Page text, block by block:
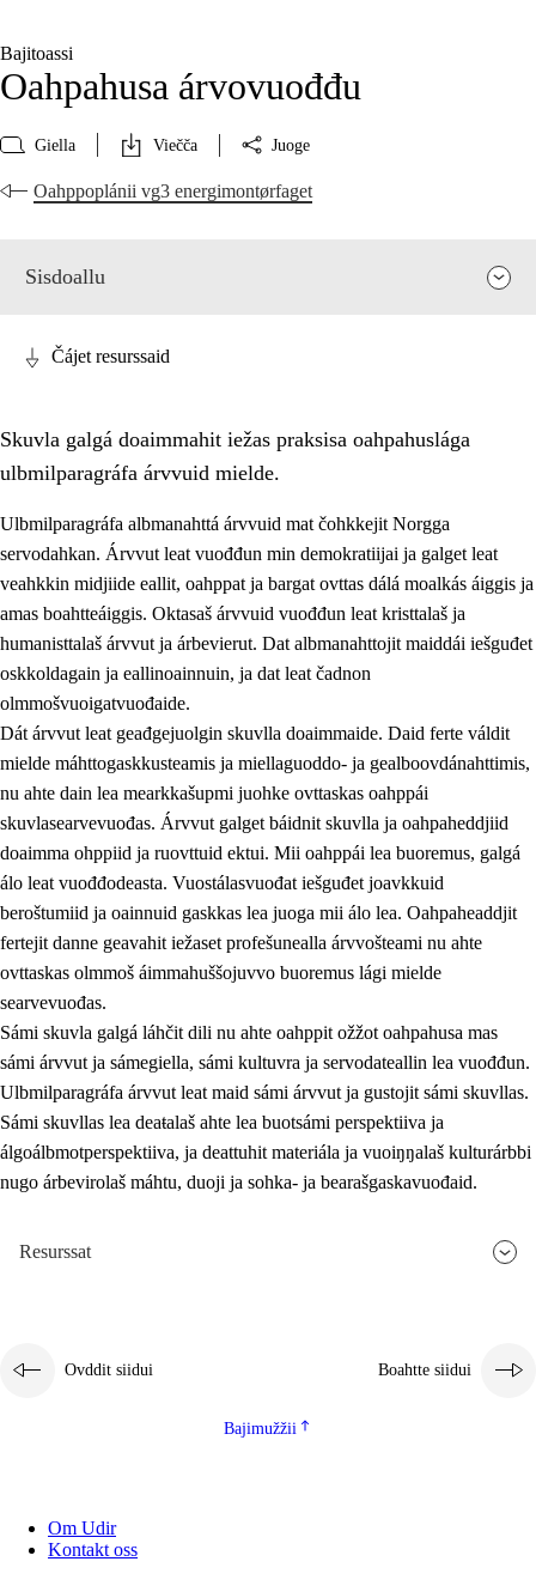
Bajitoassi
Oahpahusa árvovuođđu
Giella Viečča Juoge
Oahppoplánii vg3 energimontørfaget
Sisdoallu
1. Oahpahusa árvovuođđu
1.1 Olmmošárvu
1.2 Identitehta ja kultuvrralaš girjáivuohta
1.3 Kritihkalaš jurddašeapmi ja ehtalaš diđolašvuohta
1.4 Hutkanillu, beroštupmi ja suokkardanhuovva
1.5 Luondduákten ja birasdiđolašvuohta
1.6 Demokratiija ja mielváikkuheapmi
Čájet resurssaid
Skuvla galgá doaimmahit iežas praksisa oahpahuslága
ulbmilparagráfa árvvuid mielde.
Ulbmilparagráfa albmanahttá árvvuid mat čohkkejit Norgga
servodahkan. Árvvut leat vuođđun min demokratiijai ja galget leat
veahkkin midjiide eallit, oahppat ja bargat ovttas dálá moalkás áiggis ja
amas boahtteáiggis. Oktasaš árvvuid vuođđun leat kristtalaš ja
humanisttalaš árvvut ja árbevierut. Dat albmanahttojit maiddái iešguđet
oskkoldagain ja eallinoainnuin, ja dat leat čadnon
olmmošvuoigatvuođaide.
Dát árvvut leat geađgejuolgin skuvlla doaimmaide. Daid ferte váldit
mielde máhttogaskkusteamis ja miellaguoddo- ja gealboovdánahttimis,
nu ahte dain lea mearkkašupmi juohke ovttaskas oahppái
skuvlasearvevuođas. Árvvut galget báidnit skuvlla ja oahpaheddjiid
doaimma ohppiid ja ruovttuid ektui. Mii oahppái lea buoremus, galgá
álo leat vuođđodeasta. Vuostálasvuođat iešguđet joavkkuid
beroštumiid ja oainnuid gaskkas lea juoga mii álo lea. Oahpaheaddjit
fertejit danne geavahit iežaset profešunealla árvvošteami nu ahte
ovttaskas olmmoš áimmahuššojuvvo buoremus lági mielde
searvevuođas.
Sámi skuvla galgá láhčit dili nu ahte oahppit ožžot oahpahusa mas
sámi árvvut ja sámegiella, sámi kultuvra ja servodateallin lea vuođđun.
Ulbmilparagráfa árvvut leat maid sámi árvvut ja gustojit sámi skuvllas.
Sámi skuvllas lea deaŧalaš ahte lea buotsámi perspektiiva ja
álgoálbmotperspektiiva, ja deattuhit materiála ja vuoiŋŋalaš kulturárbbi
nugo árbevirolaš máhtu, duoji ja sohka- ja bearašgaskavuođaid.
Resurssat
Ovddit siidui Boahtte siidui
Bajimužžii
Om Udir
Kontakt oss